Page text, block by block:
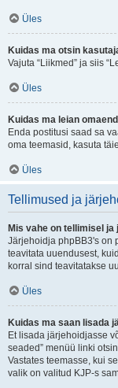
Üles
Kuidas ma otsin
Vajuta “Liikmed” ja siis
Üles
Kuidas ma leian
Enda postitusi saad sa
oma teemasid, kasuta
Üles
Tellimused ja
Mis vahe on tellimisel ja
Järjehoidja phpBB3's on
teavitata uuendusest,
korral sind teavitatakse
Üles
Kuidas ma saan lisada
Et lisada järjehoidjasse
seaded” menüü linki
Vastates teemasse, kui
valik on valitud KJP-s